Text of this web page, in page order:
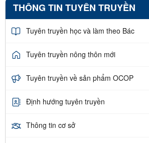
THÔNG TIN TUYÊN TRUYỀN
Tuyên truyền học và làm theo Bác
Tuyên truyền nông thôn mới
Tuyên truyền về sản phẩm OCOP
Định hướng tuyên truyền
Thông tin cơ sở